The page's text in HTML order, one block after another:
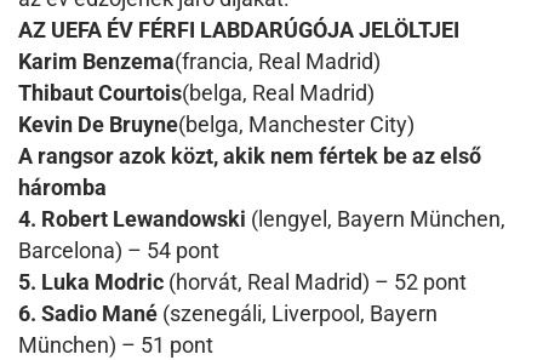
AZ UEFA ÉV FÉRFI LABDARÚGÓJA JELÖLTJEI
Karim Benzema(francia, Real Madrid)
Thibaut Courtois(belga, Real Madrid)
Kevin De Bruyne(belga, Manchester City)
A rangsor azok közt, akik nem fértek be az első
háromba
4. Robert Lewandowski (lengyel, Bayern München,
Barcelona) – 54 pont
5. Luka Modric (horvát, Real Madrid) – 52 pont
6. Sadio Mané (szenegáli, Liverpool, Bayern
München) – 51 pont